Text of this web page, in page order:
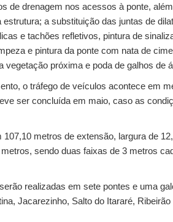
de drenagem nos acessos à ponte,
a substituição das juntas de
e tachões refletivos, pintura de
e pintura da ponte com nata de
vegetação próxima e poda de galhos de
o tráfego de veículos acontece em
ser concluída em maio, caso as
metros de extensão, largura de
sendo duas faixas de 3 metros
realizadas em sete pontes e uma
Jacarezinho, Salto do Itararé,